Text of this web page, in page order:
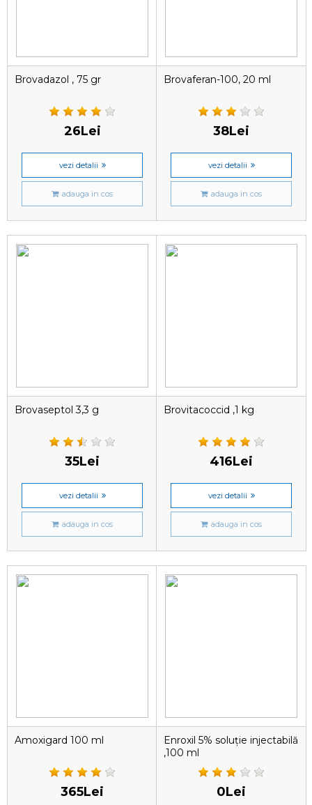
Brovadazol , 75 gr
26Lei
vezi detalii
adauga in cos
Brovaferan-100, 20 ml
38Lei
vezi detalii
adauga in cos
Brovaseptol 3,3 g
35Lei
vezi detalii
adauga in cos
Brovitacoccid ,1 kg
416Lei
vezi detalii
adauga in cos
Amoxigard 100 ml
365Lei
Enroxil 5% soluție injectabilă
,100 ml
0Lei